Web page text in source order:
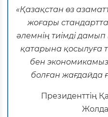
«Қазақстан өз
жоғары
әлемнің тиімді
қатарына қосылуға
бен экономикамыз
болған жағдайда
Президенттің